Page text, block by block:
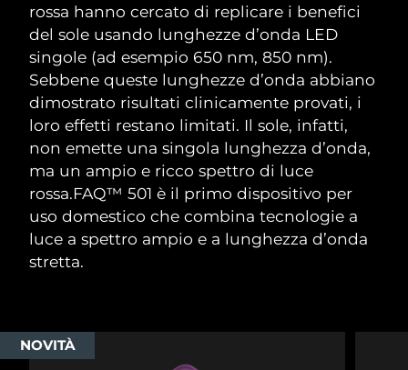
rossa hanno cercato di replicare i benefici
del sole usando lunghezze d’onda LED
singole (ad esempio 650 nm, 850 nm).
Sebbene queste lunghezze d’onda abbiano
dimostrato risultati clinicamente provati, i
loro effetti restano limitati. Il sole, infatti,
non emette una singola lunghezza d’onda,
ma un ampio e ricco spettro di luce
rossa.FAQ™ 501 è il primo dispositivo per
uso domestico che combina tecnologie a
luce a spettro ampio e a lunghezza d’onda
stretta.
NOVITÀ
Arabia Saudita Consegna stimata8/11/26
Singapore Consegna stimata8/12/26
Slovacchia Consegna stimata 8/10/26
Slovenia Consegna stimata 8/10/26
Sudafrica Consegna stimata8/18/26
Corea del Sud Consegna stimata8/12/26
Svezia Consegna stimata8/10/26